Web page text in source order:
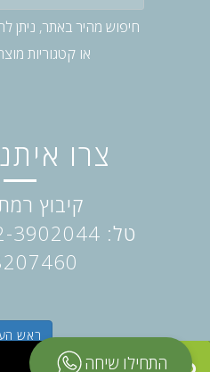
חיפוש מהיר באתר, ניתן
או קטגוריות
צרו
קיבוץ
טל: 072-3902044
ראש
בעל עסק?
התחילו שיחה